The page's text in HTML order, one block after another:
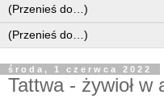
środa, 1 czerwca 2022
Tattwa - żywioł w